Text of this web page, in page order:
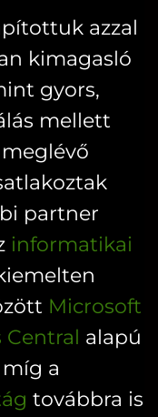
változatok
választhatók
ki
azzal
kimagasló
gyors,
mellett
partner
informatikai
Microsoft
Central alapú
a
továbbra is